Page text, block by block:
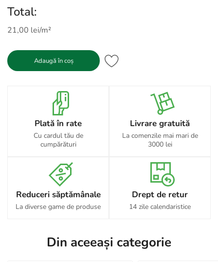
Total:
21,00 lei/m²
Adaugă în coș
Plată în rate
Cu cardul tău de
cumpărături
Livrare gratuită
La comenzile mai mari de
3000 lei
Reduceri săptămânale
La diverse game de produse
Drept de retur
14 zile calendaristice
Din aceeași categorie